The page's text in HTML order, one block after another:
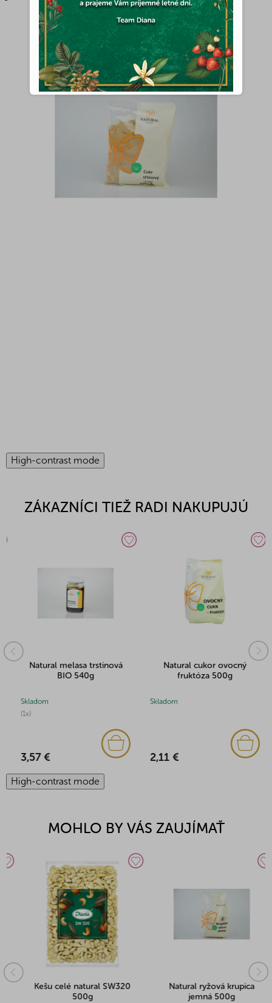
High-contrast mode
ZÁKAZNÍCI TIEŽ RADI NAKUPUJÚ
Natural melasa trstinová
BIO 540g
(1x)
Skladom
3,57 €
Natural cukor ovocný
fruktóza 500g
Skladom
2,11 €
High-contrast mode
MOHLO BY VÁS ZAUJÍMAŤ
Kešu celé natural SW320
500g
Natural ryžová krupica
jemná 500g